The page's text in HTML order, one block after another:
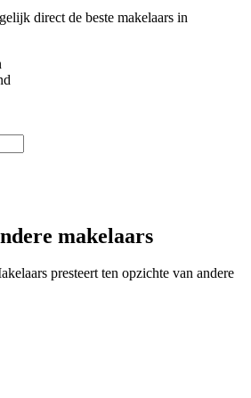
direct de beste makelaars in
makelaars
presteert ten opzichte van andere